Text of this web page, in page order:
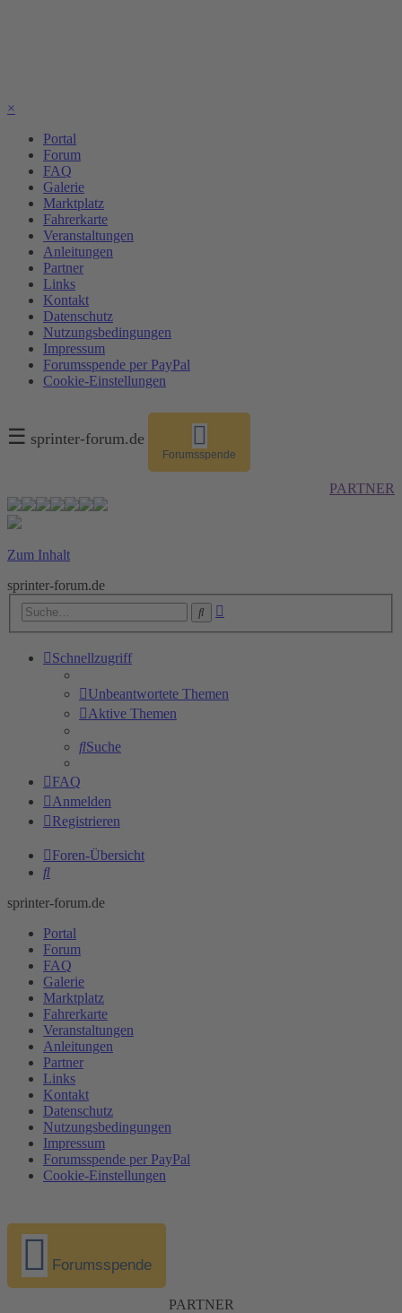
×
Portal
Forum
FAQ
Galerie
Marktplatz
Fahrerkarte
Veranstaltungen
Anleitungen
Partner
Links
Kontakt
Datenschutz
Nutzungsbedingungen
Impressum
Forumsspende per PayPal
Cookie-Einstellungen
☰ sprinter-forum.de
Forumsspende
PARTNER
Zum Inhalt
sprinter-forum.de
Suche
Schnellzugriff
Unbeantwortete Themen
Aktive Themen
Suche
FAQ
Anmelden
Registrieren
Foren-Übersicht
Suche
sprinter-forum.de
Portal
Forum
FAQ
Galerie
Marktplatz
Fahrerkarte
Veranstaltungen
Anleitungen
Partner
Links
Kontakt
Datenschutz
Nutzungsbedingungen
Impressum
Forumsspende per PayPal
Cookie-Einstellungen
Forumsspende
PARTNER